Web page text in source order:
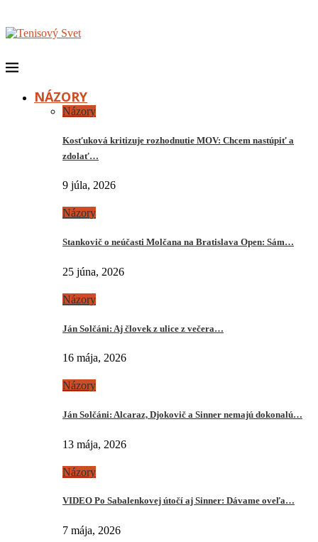
NÁZORY
Názory
Kosťuková kritizuje rozhodnutie MOV: Chcem nastúpiť a
zdolať…
9 júla, 2026
Názory
Stankovič o neúčasti Molčana na Bratislava Open: Sám…
25 júna, 2026
Názory
Ján Solčáni: Aj človek z ulice z večera…
16 mája, 2026
Názory
Ján Solčáni: Alcaraz, Djokovič a Sinner nemajú dokonalú…
13 mája, 2026
Názory
VIDEO Po Sabalenkovej útočí aj Sinner: Dávame oveľa…
7 mája, 2026